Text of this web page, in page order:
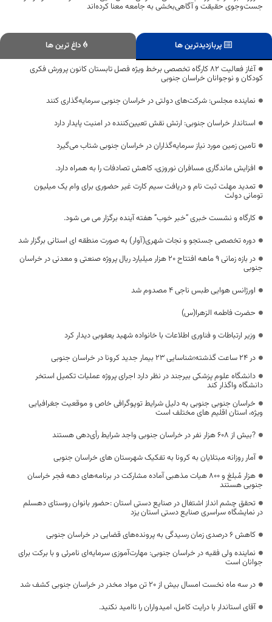
جست‌وجوی حقیقت و آگاهی‌بخشی به جامعه معنا کرده‌اند
پربازدیدترین ها
داغ ترین ها
آغاز فعالیت ۸۲ کارگاه تخصصی برخط ویژه فصل تابستان کانون پرورش فکری
کودکان و نوجوانان خراسان جنوبی
نماینده مجلس: شرکت‌های دولتی در خراسان جنوبی سرمایه‌گذاری کنند
استاندار خراسان جنوبی: ارتش نقش تعیین‌کننده در امنیت پایدار دارد
تامین زمین مورد نیاز سرمایه‌گذاران در خراسان جنوبی شتاب می‌گیرد
افزایش ماندگاری مسافران نوروزی، کاهش تصادفات را به همراه دارد.
تمدید مهلت ثبت نام و دریافت سیم کارت غیر حضوری برای وام یک میلیون
تومانی دولت
کارگاه و نشست خبری “خبر خوب” هفته آینده برگزار می می شود.
دوره تخصصی جستجو و نجات شهری(آوار) به صورت منطقه ای استانی برگزار شد
در بازه زمانی ۹ ماهه افتتاح ۲۰ هزار میلیارد ریال پروژه صنعتی و معدنی در خراسان
جنوبی
اورژانس هوایی طبس ناجی ۴ مصدوم شد
حضرت فاطمه الزهرا(س)
وزیر ارتباطات و فناوری اطلاعات با خانواده شهید یعقوبی دیدار کرد
در 24 ساعت گذشته؛شناسایی 23 بیمار جدید کرونا در خراسان جنوبی
دانشگاه علوم پزشکی بیرجند در نظر دارد اجرای پروژه عملیات تکمیل استخر
دانشگاه واگذار کند
خراسان جنوبی جنوبی به دلیل شرایط توپوگرافی خاص و موقعیت جغرافیایی
ویژه، استان اقلیم های مختلف است
?بیش از ۶۰۸ هزار نفر در خراسان جنوبی واجد شرایط رأی‌دهی هستند
آمار روزانه مبتلایان به کرونا به تفکیک شهرستان های خراسان جنوبی
هزار مُبلغ و ۸۰۰ هیات مذهبی آماده مشارکت در برنامه‌های دهه فجر خراسان
جنوبی هستند
تحقق چشم انداز اشتغال در صنایع دستی استان :حضور بانوان روستای دهسلم
در نمایشگاه سراسری صنایع دستی استان یزد
کاهش 6 درصدی زمان رسیدگی به پرونده‌های قضایی در خراسان جنوبی
نماینده ولی فقیه در خراسان جنوبی: مهارت‌آموزی سرمایه‌ای نامرئی و با برکت برای
جوانان است
در سه ماه نخست امسال بیش از ۲۰ تن مواد مخدر در خراسان جنوبی کشف شد
آقای استاندار با درایت کامل، امیدواران را ناامید نکنید.